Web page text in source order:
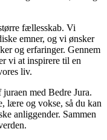
fællesskab. Vi
emner, og vi ønsker
og erfaringer. Gennem
vi at inspirere til en
liv.
med Bedre Jura.
lære og vokse, så du kan
anliggender. Sammen